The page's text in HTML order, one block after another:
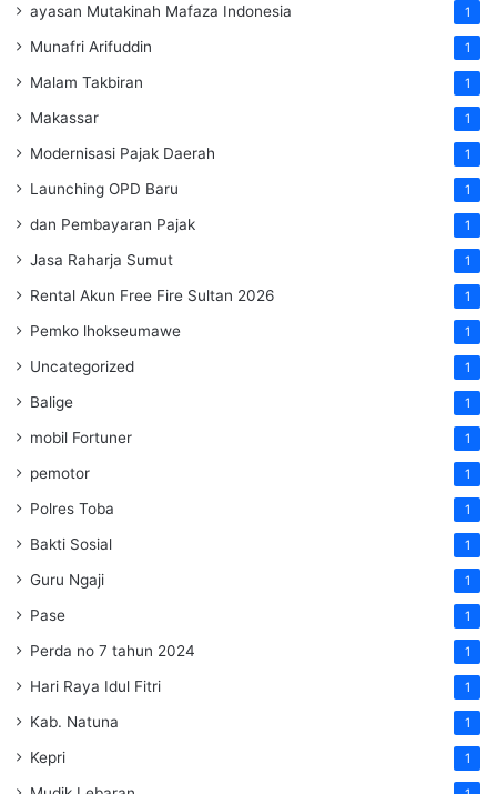
ayasan Mutakinah Mafaza Indonesia 1
Munafri Arifuddin 1
Malam Takbiran 1
Makassar 1
Modernisasi Pajak Daerah 1
Launching OPD Baru 1
dan Pembayaran Pajak 1
Jasa Raharja Sumut 1
Rental Akun Free Fire Sultan 2026 1
Pemko lhokseumawe 1
Uncategorized 1
Balige 1
mobil Fortuner 1
pemotor 1
Polres Toba 1
Bakti Sosial 1
Guru Ngaji 1
Pase 1
Perda no 7 tahun 2024 1
Hari Raya Idul Fitri 1
Kab. Natuna 1
Kepri 1